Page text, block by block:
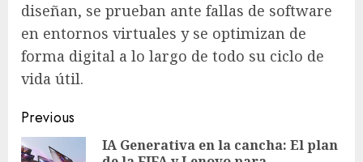
diseñan, se prueban ante fallas de software
en entornos virtuales y se optimizan de
forma digital a lo largo de todo su ciclo de
vida útil.
Post
navigation
Previous
IA Generativa en la cancha: El plan